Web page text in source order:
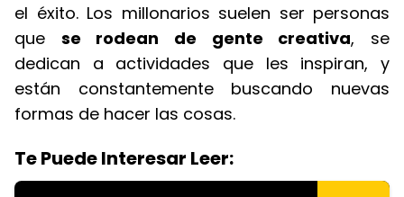
el éxito. Los millonarios suelen ser personas
que se rodean de gente creativa, se
dedican a actividades que les inspiran, y
están constantemente buscando nuevas
formas de hacer las cosas.
Te Puede Interesar Leer: